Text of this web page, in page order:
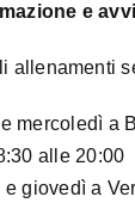
e
allenamenti
mercoledì a
alle 20:00
e giovedì a